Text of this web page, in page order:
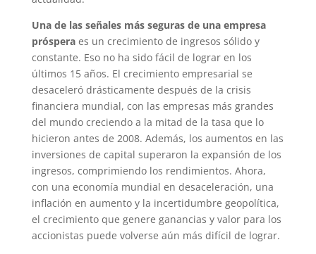
Una de las señales más seguras de una empresa
prósperaes un crecimiento de ingresos sólido y
constante. Eso no ha sido fácil de lograr en los
últimos 15 años. El crecimiento empresarial se
desaceleró drásticamente después de la crisis
financiera mundial, con las empresas más grandes
del mundo creciendo a la mitad de la tasa que lo
hicieron antes de 2008. Además, los aumentos en las
inversiones de capital superaron la expansión de los
ingresos, comprimiendo los rendimientos. Ahora,
con una economía mundial en desaceleración, una
inflación en aumento y la incertidumbre geopolítica,
el crecimiento que genere ganancias y valor para los
accionistas puede volverse aún más difícil de lograr.